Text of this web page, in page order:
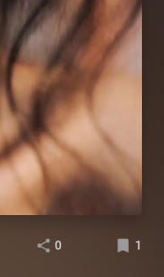
0 1